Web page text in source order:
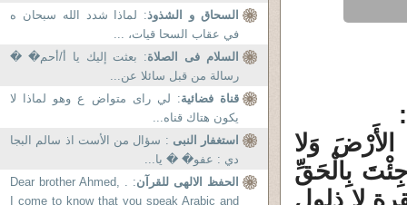
وَلا
بِالْحَقِّ
). أى بقرة لا ذلول
السحاق و الشذوذ: لماذا شدد الله سبحان ه
في عقاب السحا قيات، ...
السلام فى الصلاة: بعثت إليك يا أ/أحم� �
رسالة من قبل سائلا عن...
قناة فضائية: لي راى متواض ع وهو لماذا لا
يكون هتاك قناه...
استغفار النبى : سؤال من الأست اذ سالم البجا
دي : عفو� � يا...
الحفظ الالهى للقرآن
: . Dear brother Ahmed,
I come to know that you speak Arabic and